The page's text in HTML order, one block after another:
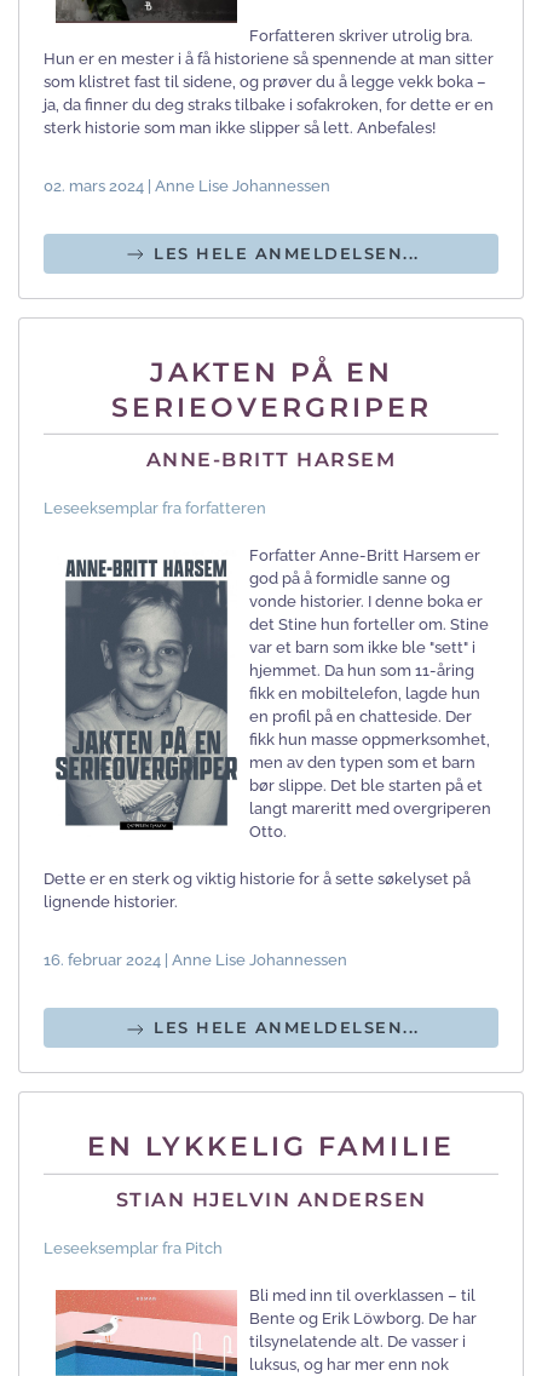
Forfatteren skriver utrolig bra.
Hun er en mester i å få historiene så spennende at man sitter
som klistret fast til sidene, og prøver du å legge vekk boka –
ja, da finner du deg straks tilbake i sofakroken, for dette er en
sterk historie som man ikke slipper så lett. Anbefales!
02. mars 2024 | Anne Lise Johannessen
LES HELE ANMELDELSEN...
JAKTEN PÅ EN
SERIEOVERGRIPER
ANNE-BRITT HARSEM
Leseeksemplar fra forfatteren
Forfatter Anne-Britt Harsem er
god på å formidle sanne og
vonde historier. I denne boka er
det Stine hun forteller om. Stine
var et barn som ikke ble "sett" i
hjemmet. Da hun som 11-åring
fikk en mobiltelefon, lagde hun
en profil på en chatteside. Der
fikk hun masse oppmerksomhet,
men av den typen som et barn
bør slippe. Det ble starten på et
langt mareritt med overgriperen
Otto.
Dette er en sterk og viktig historie for å sette søkelyset på
lignende historier.
16. februar 2024 | Anne Lise Johannessen
LES HELE ANMELDELSEN...
EN LYKKELIG FAMILIE
STIAN HJELVIN ANDERSEN
Leseeksemplar fra Pitch
Bli med inn til overklassen – til
Bente og Erik Löwborg. De har
tilsynelatende alt. De vasser i
luksus, og har mer enn nok